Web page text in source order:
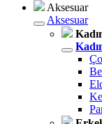
Aksesuar
Aksesuar